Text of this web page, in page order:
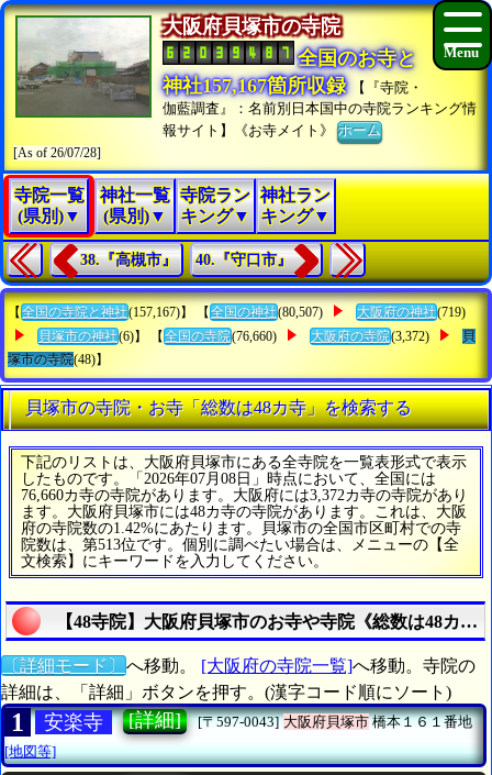
大阪府貝塚市の寺院
全国のお寺と
神社157,167箇所収録
【『寺院・
伽藍調査』：名前別日本国中の寺院ランキング情
報サイト】《お寺メイト》ホーム
[As of 26/07/28]
寺院一覧
(県別)▼
神社一覧
(県別)▼
寺院ラン
キング▼
神社ラン
キング▼
38.『高槻市』 40.『守口市』
【 全国の寺院と神社(157,167)】 【 全国の神社(80,507) 大阪府の神社(719)
貝塚市の神社(6)】 【 全国の寺院(76,660) 大阪府の寺院(3,372)
貝
塚市の寺院(48)】
貝塚市の寺院・お寺「総数は48カ寺」を検索する
下記のリストは、大阪府貝塚市にある全寺院を一覧表形式で表示
したものです。「2026年07月08日」時点において、全国には
76,660カ寺の寺院があります。大阪府には3,372カ寺の寺院があり
ます。大阪府貝塚市には48カ寺の寺院があります。これは、大阪
府の寺院数の1.42%にあたります。貝塚市の全国市区町村での寺
院数は、第513位です。個別に調べたい場合は、メニューの【全
文検索】にキーワードを入力してください。
【48寺院】大阪府貝塚市のお寺や寺院《総数は48カ寺
〔詳細モード〕 へ移動。 [大阪府の寺院一覧]へ移動。寺院の
詳細は、「詳細」ボタンを押す。(漢字コード順にソート)
1 安楽寺 [詳細] [〒597-0043] 大阪府貝塚市橋本１６１番地
[地図等]